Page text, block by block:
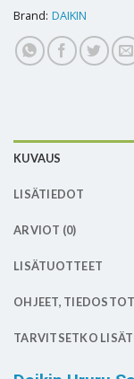
Brand: DAIKIN
KUVAUS
LISÄTIEDOT
ARVIOT (0)
LISÄTUOTTEET
OHJEET,
TARVITSETKO